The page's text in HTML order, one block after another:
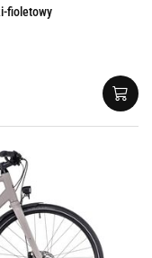
fioletowy